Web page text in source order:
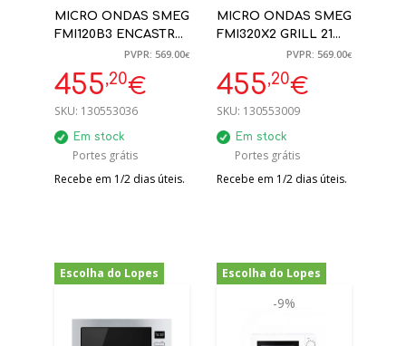
MICRO ONDAS SMEG
FMI120B3 ENCASTRE
20L GRILL PRETO
PVPR: 569.00€
455,20€
SKU: 130553036
Em stock
Portes grátis
Recebe em 1/2 dias úteis.
MICRO ONDAS SMEG
FMI320X2 GRILL 21
LITROS INOX/VIDRO
ENCASTRE
PVPR: 569.00€
455,20€
SKU: 130553009
Em stock
Portes grátis
Recebe em 1/2 dias úteis.
Escolha do Lopes Escolha do Lopes
-9%